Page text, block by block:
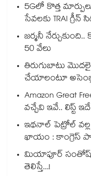
5Gలో కొత్త
సేవలకు TRAI గ్రీన్
జర్మనీ
50 వేలు
తిరుగుబాటు
చేయాలంటూ
Amazon Great
వచ్చేవి ఇవే.. లిస్ట్
ఇథనాల్ పెట్రోల్
ఖాయం : కాంగ్రెస్
మియాపూర్ సంతోష్
తెలిస్తే...!